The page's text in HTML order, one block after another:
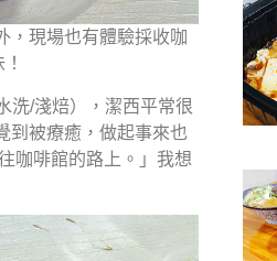
，現場也有體驗採收咖
洗/淺焙），潔西平常很
到被療癒，做起事來也
咖啡館的路上。」我想